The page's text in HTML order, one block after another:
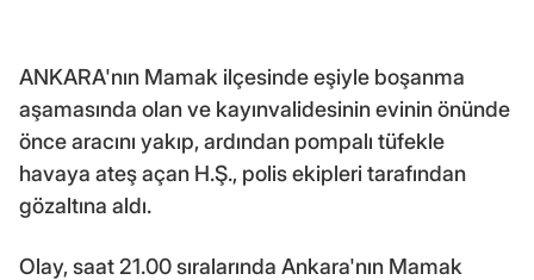
ANKARA'nın Mamak ilçesinde eşiyle boşanma
aşamasında olan ve kayınvalidesinin evinin önünde
önce aracını yakıp, ardından pompalı tüfekle
havaya ateş açan H.Ş., polis ekipleri tarafından
gözaltına aldı.
Olay, saat 21.00 sıralarında Ankara'nın Mamak